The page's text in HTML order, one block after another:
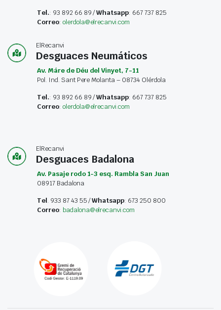
Tel.: 93 892 66 89 /Whatsapp: 667 737 825
Correo: olerdola@elrecanvi.com
ElRecanvi
Desguaces Neumáticos
Av. Máre de Déu del Vinyet, 7-11
Pol. Ind. Sant Pere Molanta – 08734 Olérdola
Tel.: 93 892 66 89 /Whatsapp: 667 737 825
Correo: olerdola@elrecanvi.com
ElRecanvi
Desguaces Badalona
Av. Pasaje rodo 1-3 esq. Rambla San Juan
08917 Badalona
Tel. 933 87 43 55 /Whatsapp: 673 250 800
Correo: badalona@elrecanvi.com